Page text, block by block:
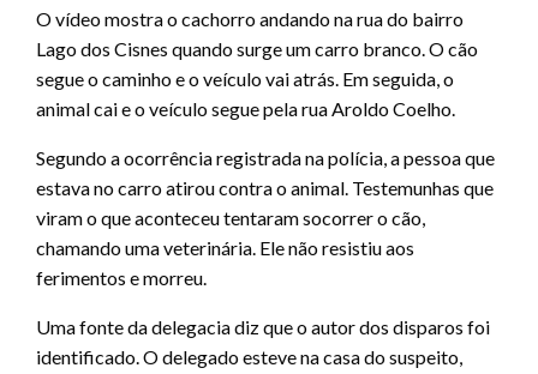
O vídeo mostra o cachorro andando na rua do bairro
Lago dos Cisnes quando surge um carro branco. O cão
segue o caminho e o veículo vai atrás. Em seguida, o
animal cai e o veículo segue pela rua Aroldo Coelho.
Segundo a ocorrência registrada na polícia, a pessoa que
estava no carro atirou contra o animal. Testemunhas que
viram o que aconteceu tentaram socorrer o cão,
chamando uma veterinária. Ele não resistiu aos
ferimentos e morreu.
Uma fonte da delegacia diz que o autor dos disparos foi
identificado. O delegado esteve na casa do suspeito,